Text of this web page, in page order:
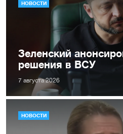
НОВОСТИ
Зеленский
решения в ВСУ
7 августа 2026
НОВОСТИ